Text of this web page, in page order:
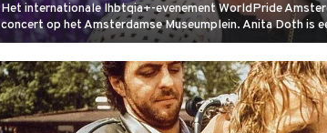
Het internationale lhbtqia+-evenement WorldPride
concert op het Amsterdamse Museumplein. Anita Doth is
In de jaren 90 veroverde ze de wereld als zangeres van